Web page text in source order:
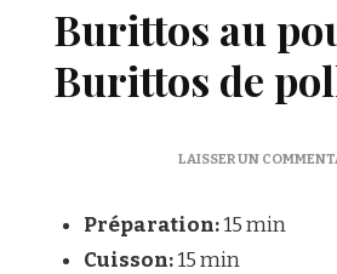
Burittos au
Burittos de
LAISSER UN
Préparation:15 min
Cuisson:15 min